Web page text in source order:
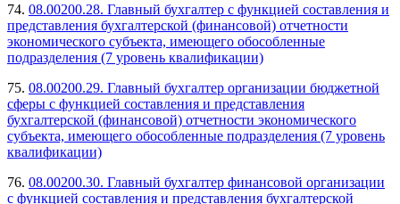
74. 08.00200.28. Главный бухгалтер с функцией составления и
представления бухгалтерской (финансовой) отчетности
экономического субъекта, имеющего обособленные
подразделения (7 уровень квалификации)
75. 08.00200.29. Главный бухгалтер организации бюджетной
сферы с функцией составления и представления
бухгалтерской (финансовой) отчетности экономического
субъекта, имеющего обособленные подразделения (7 уровень
квалификации)
76. 08.00200.30. Главный бухгалтер финансовой организации
с функцией составления и представления бухгалтерской